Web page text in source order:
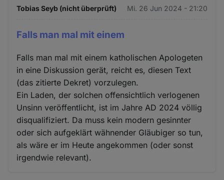
Tobias Seyb (nicht überprüft) Mi. 26 Jun 2024 - 21:20
Falls man mal mit einem
Falls man mal mit einem katholischen Apologeten
in eine Diskussion gerät, reicht es, diesen Text
(das zitierte Dekret) vorzulegen.
Ein Laden, der solchen offensichtlich verlogenen
Unsinn veröffentlicht, ist im Jahre AD 2024 völlig
disqualifiziert. Da muss kein modern gesinnter
oder sich aufgeklärt wähnender Gläubiger so tun,
als wäre er im Heute angekommen (oder sonst
irgendwie relevant).